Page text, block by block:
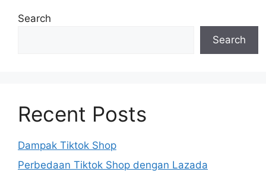
Search
Search
Recent Posts
Dampak Tiktok Shop
Perbedaan Tiktok Shop dengan Lazada